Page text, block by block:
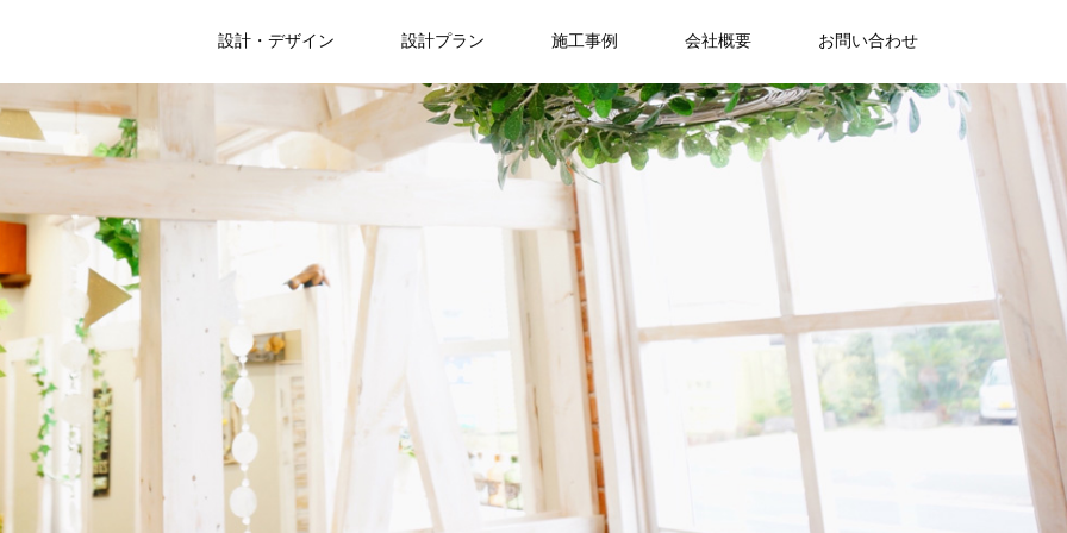
設計・デザイン 設計プラン 施工事例 会社概要 お問い合わせ